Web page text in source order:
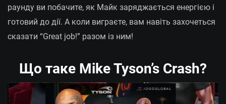
раунду ви побачите, як Майк заряджається енергією і
готовий до дії. А коли виграєте, вам навіть захочеться
сказати “Great job!” разом із ним!
Що таке Mike Tyson’s Crash?